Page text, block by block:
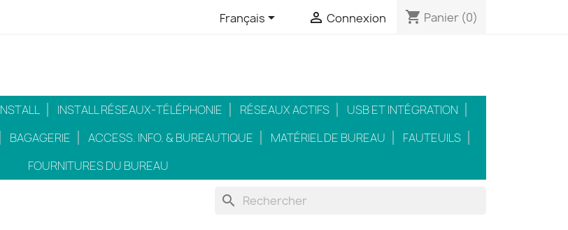
Français  Connexion shopping_cart Panier (0)
INSTALL RÉSEAUX-TÉLÉPHONIE RÉSEAUX ACTIFS
USB ET INTÉGRATION
BAGAGERIE ACCESS. INFO. & BUREAUTIQUE MATÉRIEL DE BUREAU
FAUTEUILS
FOURNITURES DU BUREAU
search